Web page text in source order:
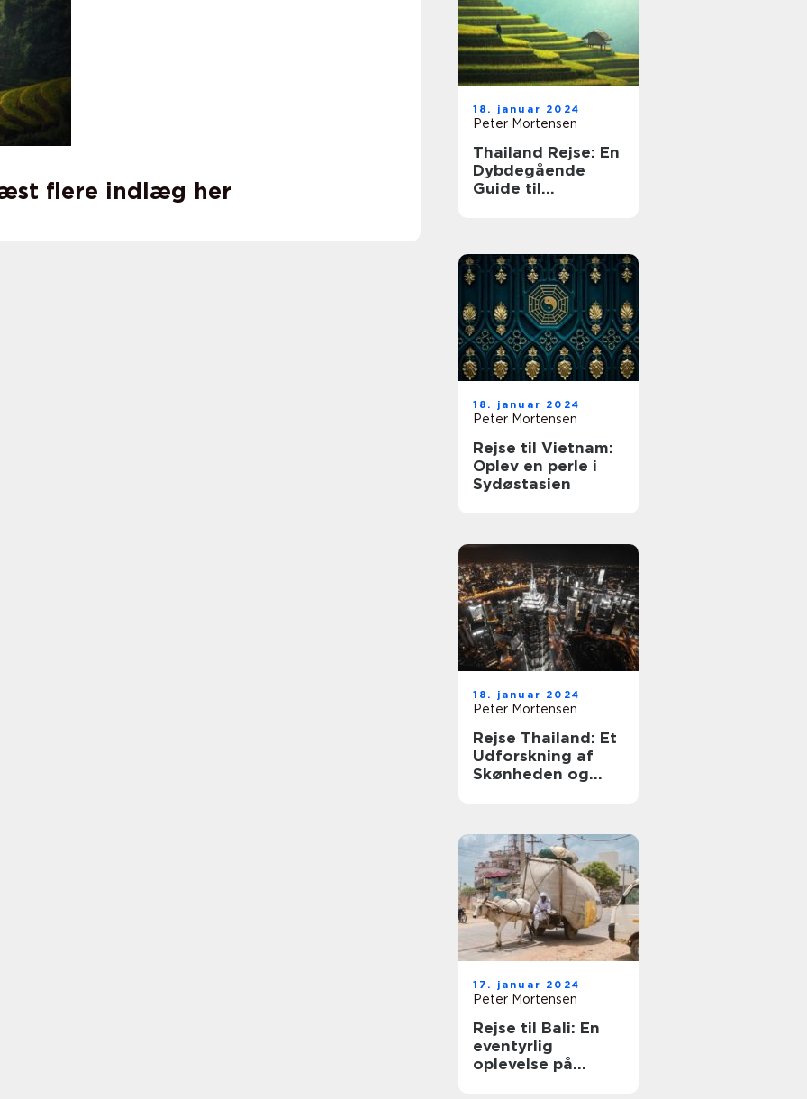
flere indlæg her
18. januar 2024
Peter Mortensen
Thailand Rejse: En
Dybdegående
Guide til
18. januar 2024
Peter Mortensen
Rejse til Vietnam:
Oplev en perle i
Sydøstasien
18. januar 2024
Peter Mortensen
Rejse Thailand: Et
Udforskning af
Skønheden og
17. januar 2024
Peter Mortensen
Rejse til Bali: En
eventyrlig
oplevelse på